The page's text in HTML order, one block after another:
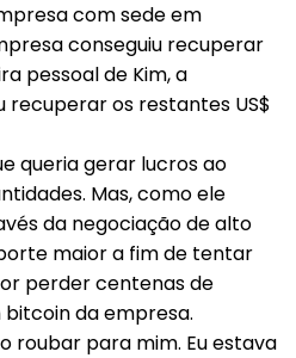
com sede em
conseguiu recuperar
pessoal de Kim, a
recuperar os restantes US$
queria gerar lucros ao
Mas, como ele
da negociação de alto
maior a fim de tentar
perder centenas de
da empresa.
roubar para mim. Eu estava